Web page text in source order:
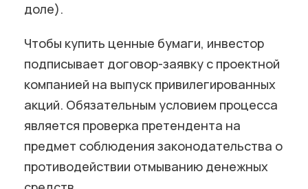
доле).
Чтобы купить ценные бумаги, инвестор
подписывает договор-заявку с проектной
компанией на выпуск привилегированных
акций. Обязательным условием процесса
является проверка претендента на
предмет соблюдения законодательства о
противодействии отмыванию денежных